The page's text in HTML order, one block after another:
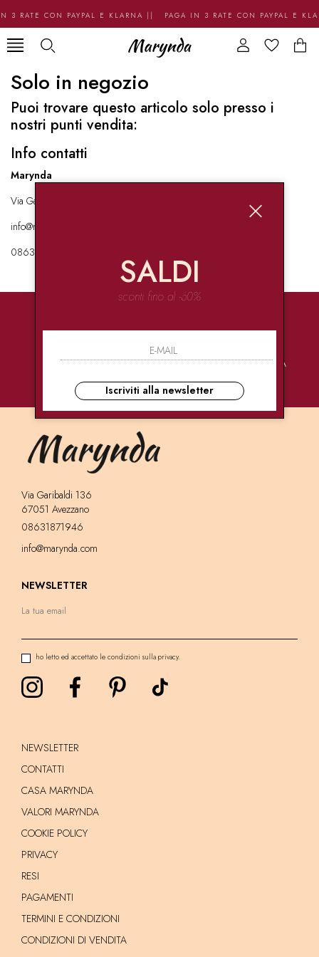
3 RATE CON PAYPAL E KLARNA || PAGA IN 3 RATE CON PAYPAL E
Solo in negozio
Puoi trovare questo articolo solo presso i
nostri punti vendita:
Info contatti
Marynda
Via Garibaldi 136 67051 Avezzano
info@marynda.com
08631871946
PAGAMENTI
CONSEGNE
ULTRA RAPIDE
ASSISTENZA
Via Garibaldi 136
67051 Avezzano
08631871946
info@marynda.com
NEWSLETTER
ho letto ed accettato le condizioni sulla privacy.
NEWSLETTER
CONTATTI
CASA MARYNDA
VALORI MARYNDA
COOKIE POLICY
PRIVACY
RESI
PAGAMENTI
TERMINI E CONDIZIONI
CONDIZIONI DI VENDITA
SALDI
sconti fino al -60%
Iscriviti alla newsletter